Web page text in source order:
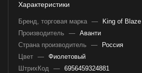
Характеристики
Бренд, торговая марка —
King of Blaze
Производитель
— Аванти
Страна производитель
—
Россия
Цвет — Фиолетовый
ШтрихКод — 6956459324881